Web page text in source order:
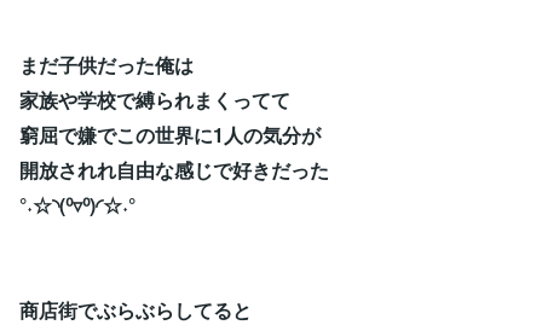
まだ子供だった俺は
家族や学校で縛られまくってて
窮屈で嫌でこの世界に1人の気分が
開放されれ自由な感じで好きだった
°˖☆◝(⁰▿⁰)◜☆˖°
商店街でぶらぶらしてると